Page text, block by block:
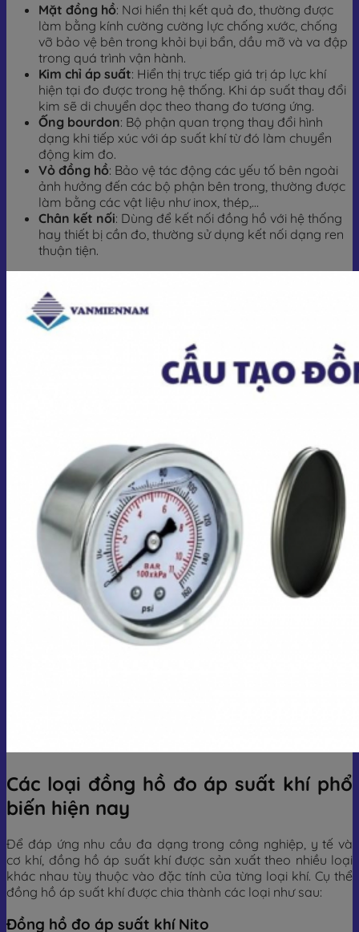
Mặt đồng hồ: Nơi hiển thị kết quả đo, thường được
làm bằng kính cường cường lực chống xước, chống
vỡ bảo vệ bên trong khỏi bụi bẩn, dầu mỡ và va đập
trong quá trình vận hành.
Kim chỉ áp suất: Hiển thị trực tiếp giá trị áp lực khí
hiện tại đo được trong hệ thống. Khi áp suất thay đổi
kim sẽ di chuyển dọc theo thang đo tương ứng.
Ống bourdon: Bộ phận quan trọng thay đổi hình
dạng khi tiếp xúc với áp suất khí từ đó làm chuyển
động kim đo.
Vỏ đồng hồ: Bảo vệ tác động các yếu tố bên ngoài
ảnh hưởng đến các bộ phận bên trong, thường được
làm bằng các vật liệu như inox, thép,…
Chân kết nối: Dùng để kết nối đồng hồ với hệ thống
hay thiết bị cần đo, thường sử dụng kết nối dạng ren
thuận tiện.
Các loại đồng hồ đo áp suất khí phổ
biến hiện nay
Để đáp ứng nhu cầu đa dạng trong công nghiệp, y tế và
cơ khí, đồng hồ áp suất khí được sản xuất theo nhiều loại
khác nhau tùy thuộc vào đặc tính của từng loại khí. Cụ thể
đồng hồ áp suất khí được chia thành các loại như sau:
Đồng hồ đo áp suất khí Nito